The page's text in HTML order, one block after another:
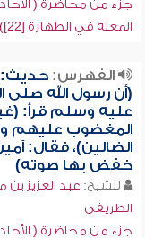
جزء من محاضرة (
المعلة في الطهارة [22])
الفهرس:حديث:
(أن رسول الله صلى
عليه وسلم قرأ:
المغضوب عليهم
الضالين)، فقال:
خفض بها صوته)
للشيخ: عبد العزيز بن
الطريفي
جزء من محاضرة (